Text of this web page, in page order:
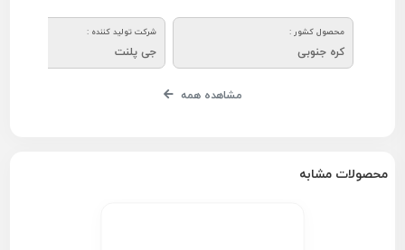
محصول کشور :
کره جنوبی
شرکت تولید کننده :
جی پلنت
مشاهده همه
محصولات مشابه